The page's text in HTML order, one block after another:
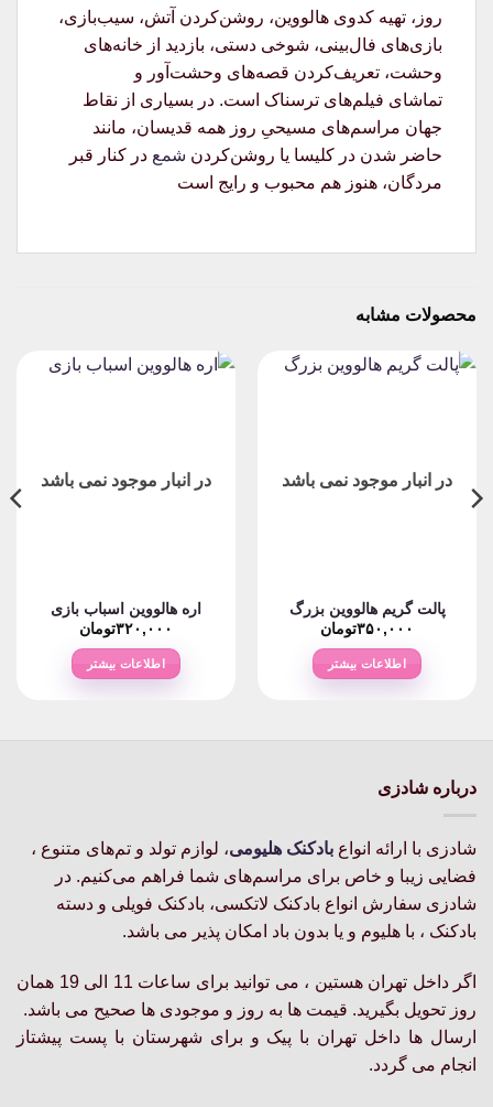
روز، تهیه کدوی هالووین، روشن‌کردن آتش، سیب‌بازی،
بازی‌های فال‌بینی، شوخی دستی، بازدید از خانه‌های
وحشت، تعریف‌کردن قصه‌های وحشت‌آور و
تماشای فیلم‌های ترسناک است. در بسیاری از نقاط
جهان مراسم‌های مسیحیِ روز همه قدیسان، مانند
حاضر شدن در کلیسا یا روشن‌کردن شمع در کنار قبر
مردگان، هنوز هم محبوب و رایج است
محصولات مشابه
در انبار موجود نمی باشد
پالت گریم هالووین بزرگ
۳۵۰,۰۰۰تومان
اطلاعات بیشتر
در انبار موجود نمی باشد
اره هالووین اسباب بازی
۳۲۰,۰۰۰تومان
اطلاعات بیشتر
درباره شادزی
شادزی با ارائه انواع بادکنک‌ هلیومی، لوازم تولد و تم‌های متنوع ،
فضایی زیبا و خاص برای مراسم‌های شما فراهم می‌کنیم. در
شادزی سفارش انواع بادکنک لاتکسی، بادکنک فویلی و دسته
بادکنک ، با هلیوم و یا بدون باد امکان پذیر می باشد.
اگر داخل تهران هستین ، می توانید برای ساعات 11 الی 19 همان
روز تحویل بگیرید. قیمت ها به روز و موجودی ها صحیح می باشد.
ارسال ها داخل تهران با پیک و برای شهرستان با پست پیشتاز
انجام می گردد.